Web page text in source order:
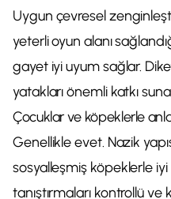
Uygun çevresel
yeterli oyun alanı
gayet iyi uyum sağlar.
yatakları önemli katkı
Çocuklar ve köpeklerle
Genellikle evet. Nazik
sosyalleşmiş köpeklerle
tanıştırmaları kontrollü